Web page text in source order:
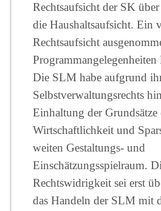
Rechtsaufsicht der SK
die Haushaltsaufsicht. Ein
Rechtsaufsicht
Die SLM habe aufgrund
Selbstverwaltungsrechts
Einhaltung der Grundsätze
Wirtschaftlichkeit und
weiten Gestaltungs- und
Einschätzungsspielraum.
Rechtswidrigkeit sei erst
das Handeln der SLM mit